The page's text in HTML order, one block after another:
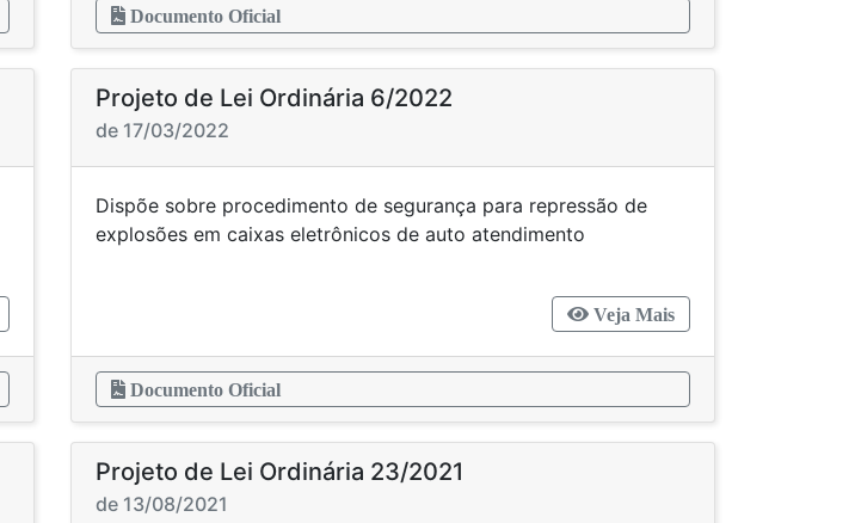
Documento Oficial
Projeto de Lei Ordinária 6/2022
de 17/03/2022
Dispõe sobre procedimento de segurança para repressão de
explosões em caixas eletrônicos de auto atendimento
Veja Mais
Documento Oficial
Projeto de Lei Ordinária 23/2021
de 13/08/2021